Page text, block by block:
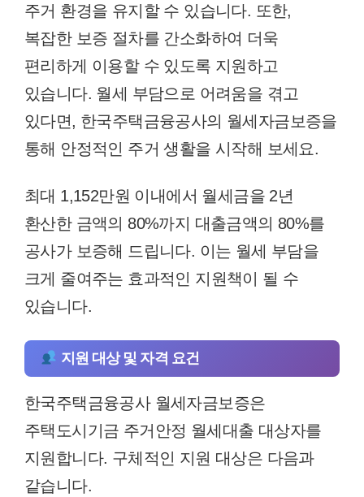
주거 환경을 유지할 수 있습니다. 또한,
복잡한 보증 절차를 간소화하여 더욱
편리하게 이용할 수 있도록 지원하고
있습니다. 월세 부담으로 어려움을 겪고
있다면, 한국주택금융공사의 월세자금보증을
통해 안정적인 주거 생활을 시작해 보세요.
최대 1,152만원 이내에서 월세금을 2년
환산한 금액의 80%까지 대출금액의 80%를
공사가 보증해 드립니다. 이는 월세 부담을
크게 줄여주는 효과적인 지원책이 될 수
있습니다.
지원 대상 및 자격 요건
한국주택금융공사 월세자금보증은
주택도시기금 주거안정 월세대출 대상자를
지원합니다. 구체적인 지원 대상은 다음과
같습니다.